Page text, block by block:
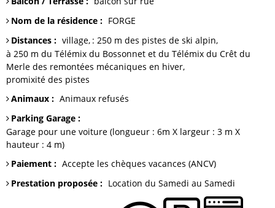
Nom de la résidence : FORGE
Distances : village : 250 m des pistes de ski alpin
à 250 m du Télémix du Bossonnet et du Télémix du Crêt du
Merle des remontées mécaniques en hiver
promixité des pistes
Animaux : Animaux refusés
Parking Garage :
Garage pour une voiture (longueur : 6m X largeur : 3 m X
hauteur : 4 m)
Paiement : Accepte les chèques vacances (ANCV)
Prestation proposée : Location du Samedi au Samedi